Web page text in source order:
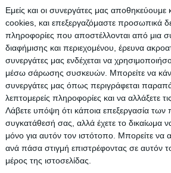
Εμείς και οι συνεργάτες μας
cookies, και επεξεργαζόμαστε προσωπικά
πληροφορίες που αποστέλλονται από μια
διαφήμισης και περιεχομένου, έρευνα
συνεργάτες μας ενδέχεται να
μέσω σάρωσης συσκευών. Μπορείτε να
συνεργάτες μας όπως περιγράφεται
λεπτομερείς πληροφορίες και να αλλάξετε
Λάβετε υπόψη ότι κάποια επεξεργασία των
συγκατάθεσή σας, αλλά έχετε το δικαίωμα
μόνο για αυτόν τον ιστότοπο. Μπορείτε να
ανά πάσα στιγμή επιστρέφοντας σε αυτόν
μέρος της ιστοσελίδας.